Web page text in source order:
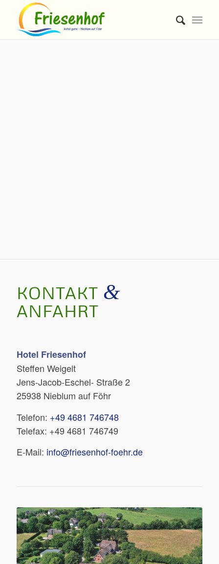
KONTAKT &
ANFAHRT
Hotel Friesenhof
Steffen Weigelt
Jens-Jacob-Eschel- Straße 2
25938 Nieblum auf Föhr
Telefon: +49 4681 746748
Telefax: +49 4681 746749
E-Mail: info@friesenhof-foehr.de